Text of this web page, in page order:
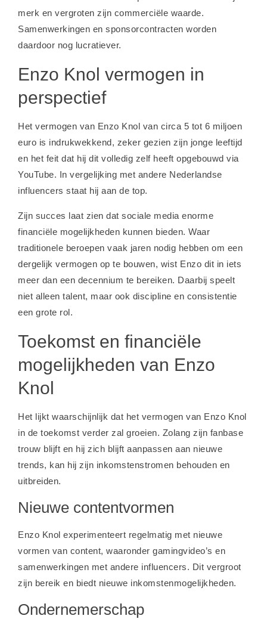
merk en vergroten zijn commerciële waarde.
Samenwerkingen en sponsorcontracten worden
daardoor nog lucratiever.
Enzo Knol vermogen in
perspectief
Het vermogen van Enzo Knol van circa 5 tot 6 miljoen
euro is indrukwekkend, zeker gezien zijn jonge leeftijd
en het feit dat hij dit volledig zelf heeft opgebouwd via
YouTube. In vergelijking met andere Nederlandse
influencers staat hij aan de top.
Zijn succes laat zien dat sociale media enorme
financiële mogelijkheden kunnen bieden. Waar
traditionele beroepen vaak jaren nodig hebben om een
dergelijk vermogen op te bouwen, wist Enzo dit in iets
meer dan een decennium te bereiken. Daarbij speelt
niet alleen talent, maar ook discipline en consistentie
een grote rol.
Toekomst en financiële
mogelijkheden van Enzo
Knol
Het lijkt waarschijnlijk dat het vermogen van Enzo Knol
in de toekomst verder zal groeien. Zolang zijn fanbase
trouw blijft en hij zich blijft aanpassen aan nieuwe
trends, kan hij zijn inkomstenstromen behouden en
uitbreiden.
Nieuwe contentvormen
Enzo Knol experimenteert regelmatig met nieuwe
vormen van content, waaronder gamingvideo’s en
samenwerkingen met andere influencers. Dit vergroot
zijn bereik en biedt nieuwe inkomstenmogelijkheden.
Ondernemerschap